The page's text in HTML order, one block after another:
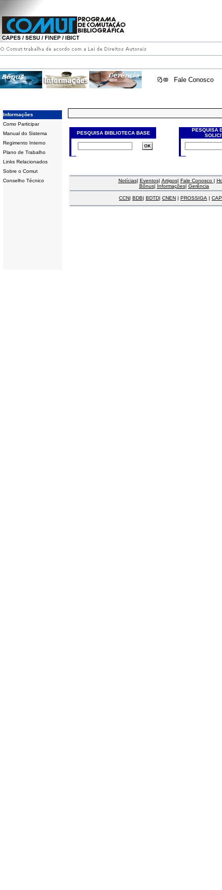
Fale Conosco
Informações
Como Participar
Manual do Sistema
Regimento Interno
Plano de Trabalho
Links Relacionados
Sobre o Comut
Conselho Técnico
PESQUISA BIBLIOTECA BASE
PESQUISA
Notícias| Eventos| Artigos| Fale Conosco |
Bônus| Informações| Gerência
CCN| BDB| BDTD| CNEN | PROSSIGA |